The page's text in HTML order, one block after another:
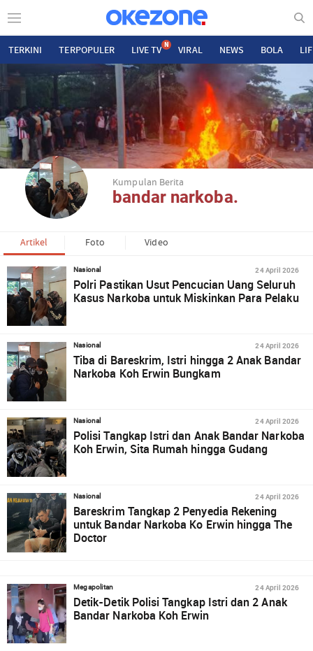
TERKINI TERPOPULER LIVE TV N VIRAL NEWS BOLA
Kumpulan Berita
bandar narkoba.
Artikel Foto Video
Nasional 24 April 2026
Polri Pastikan Usut Pencucian Uang Seluruh
Kasus Narkoba untuk Miskinkan Para Pelaku
Nasional 24 April 2026
Tiba di Bareskrim, Istri hingga 2 Anak Bandar
Narkoba Koh Erwin Bungkam
Nasional 24 April 2026
Polisi Tangkap Istri dan Anak Bandar Narkoba
Koh Erwin, Sita Rumah hingga Gudang
Nasional 24 April 2026
Bareskrim Tangkap 2 Penyedia Rekening
untuk Bandar Narkoba Ko Erwin hingga The
Doctor
Megapolitan 24 April 2026
Detik-Detik Polisi Tangkap Istri dan 2 Anak
Bandar Narkoba Koh Erwin